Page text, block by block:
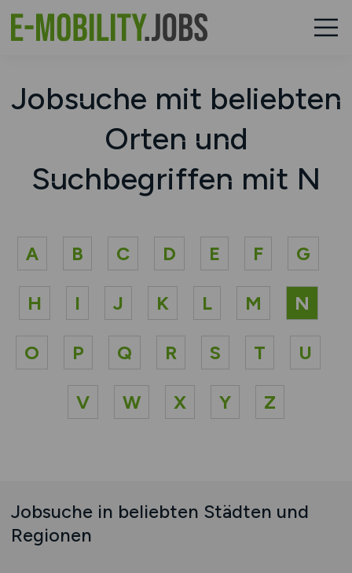
Jobsuche mit beliebten
Orten und
Suchbegriffen mit N
A B C D E F G
H I J K L M N
O P Q R S T U
V W X Y Z
Jobsuche in beliebten Städten und
Regionen